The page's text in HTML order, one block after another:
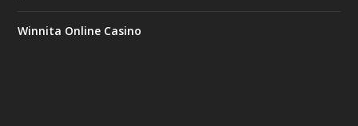
Winnita Online Casino